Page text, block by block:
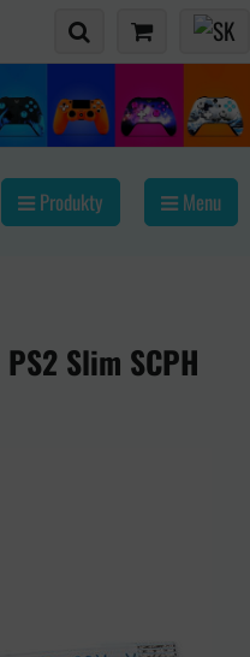
Produkty Menu
Slim SCPH